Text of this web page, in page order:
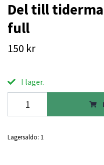
Del till
full
150 kr
I lager.
Lagersaldo: 1